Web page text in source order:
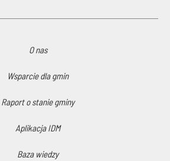
O nas
Wsparcie dla gmin
Raport o stanie gminy
Aplikacja IDM
Baza wiedzy